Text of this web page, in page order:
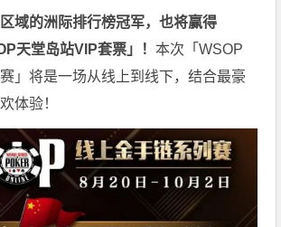
域的洲际排行榜冠军，也将赢得
天堂岛站VIP套票」！本次「WSOP
」将是一场从线上到线下，结合最豪
体验！